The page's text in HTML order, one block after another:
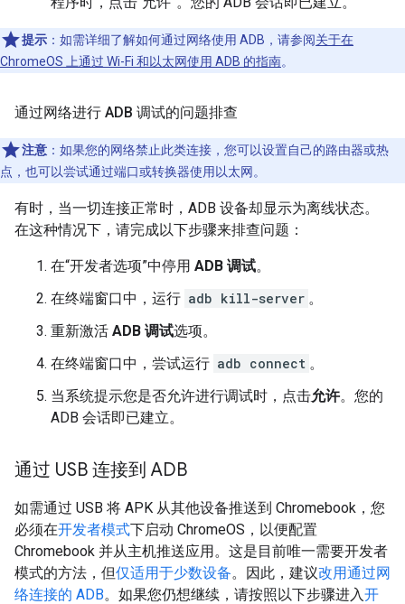
提示 ：如需详细了解如何通过网络使用 ADB，请参阅关于在
ChromeOS 上通过 Wi-Fi 和以太网使用 ADB 的指南。
通过网络进行 ADB 调试的问题排查
注意 ：如果您的网络禁止此类连接，您可以设置自己的路由器或热
点，也可以尝试通过端口或转换器使用以太网。
有时，当一切连接正常时，ADB 设备却显示为离线状态。
在这种情况下，请完成以下步骤来排查问题：
在“开发者选项”中停用 ADB 调试。
在终端窗口中，运行 adb kill-server 。
重新激活 ADB 调试选项。
在终端窗口中，尝试运行 adb connect 。
当系统提示您是否允许进行调试时，点击允许。您的
ADB 会话即已建立。
通过 USB 连接到 ADB
如需通过 USB 将 APK 从其他设备推送到 Chromebook，您
必须在开发者模式下启动 ChromeOS，以便配置
Chromebook 并从主机推送应用。这是目前唯一需要开发者
模式的方法，但仅适用于少数设备。因此，建议改用通过网
络连接的 ADB。如果您仍想继续，请按照以下步骤进入开